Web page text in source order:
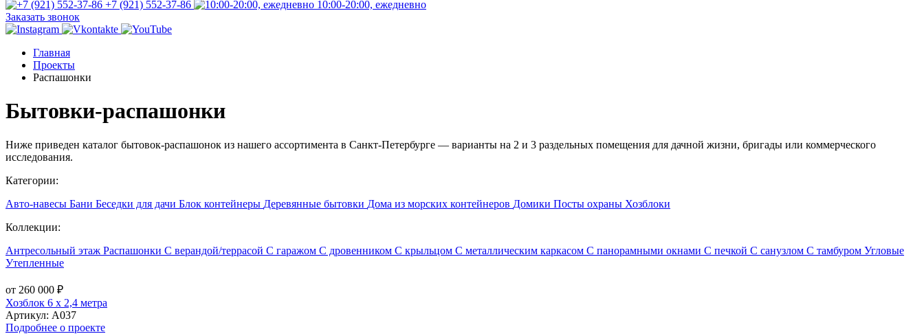
+7 (921) 552-37-86
10:00-20:00, ежедневно
Заказать звонок
Главная
Проекты
Распашонки
Бытовки-распашонки
Ниже приведен каталог бытовок-распашонок из нашего ассортимента в Санкт-Петербурге — варианты на 2 и 3 раздельных помещения для дачной жизни, бригады или коммерческого
исследования.
Категории:
Авто-навесы Бани Беседки для дачи Блок контейнеры Деревянные бытовки Дома из морских контейнеров Домики Посты охраны Хозблоки
Коллекции:
Антресольный этаж Распашонки С верандой/террасой С гаражом С дровенником С крыльцом С металлическим каркасом С панорамными окнами С печкой С санузлом С тамбуром Угловые
Утепленные
от 260 000 ₽
Хозблок 6 х 2,4 метра
Артикул: А037
Подробнее о проекте